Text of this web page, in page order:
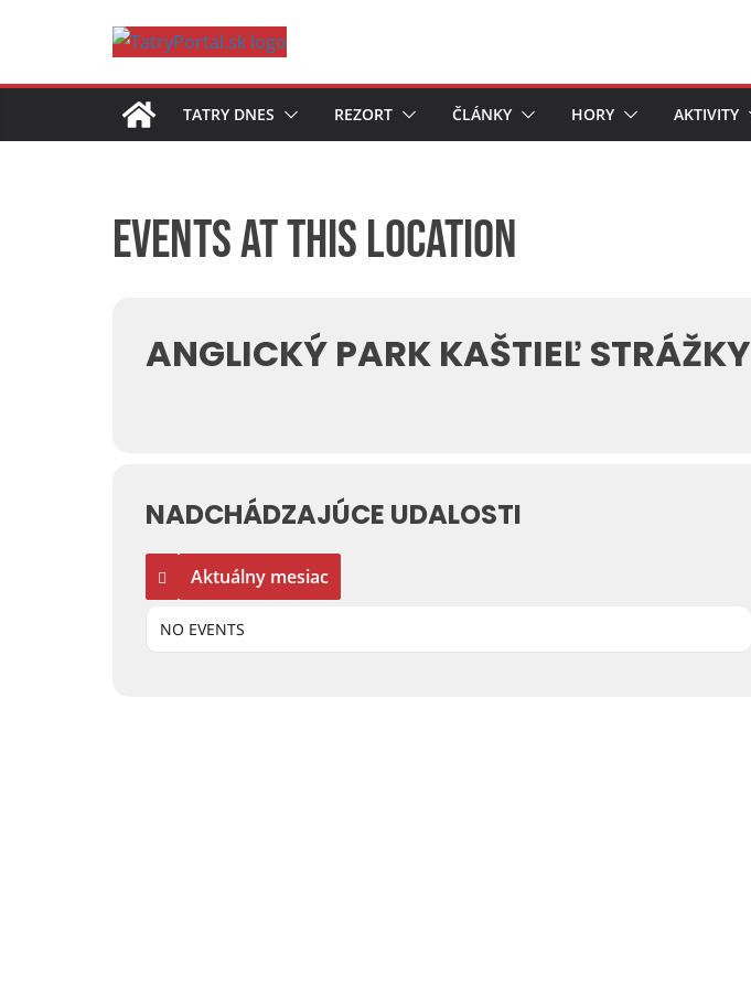
TATRY DNES REZORT ČLÁNKY HORY AKTIVITY
Events at this location
ANGLICKÝ PARK KAŠTIEĽ STRÁŽKY
NADCHÁDZAJÚCE UDALOSTI
Aktuálny mesiac
NO EVENTS